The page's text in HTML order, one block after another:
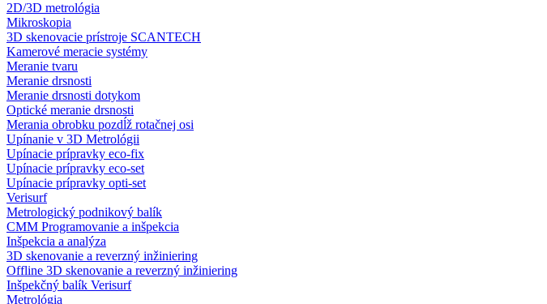
2D/3D metrológia
Mikroskopia
3D skenovacie prístroje SCANTECH
Kamerové meracie systémy
Meranie tvaru
Meranie drsnosti
Meranie drsnosti dotykom
Optické meranie drsnosti
Merania obrobku pozdĺž rotačnej osi
Upínanie v 3D Metrológii
Upínacie prípravky eco-fix
Upínacie prípravky eco-set
Upínacie prípravky opti-set
Verisurf
Metrologický podnikový balík
CMM Programovanie a inšpekcia
Inšpekcia a analýza
3D skenovanie a reverzný inžiniering
Offline 3D skenovanie a reverzný inžiniering
Inšpekčný balík Verisurf
Metrológia